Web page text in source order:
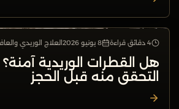
4 دقائق قراءة 8 يونيو 2026 العلاج الوريدي
هل القطرات الوريدية
التحقق منه قبل الحجز